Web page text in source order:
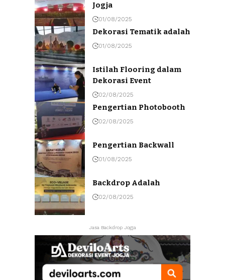
Jogja
01/08/2025
Dekorasi Tematik adalah
01/08/2025
Istilah Flooring dalam
Dekorasi Event
02/08/2025
Pengertian Photobooth
02/08/2025
Pengertian Backwall
01/08/2025
Backdrop Adalah
02/08/2025
Jasa Backdrop Jogja